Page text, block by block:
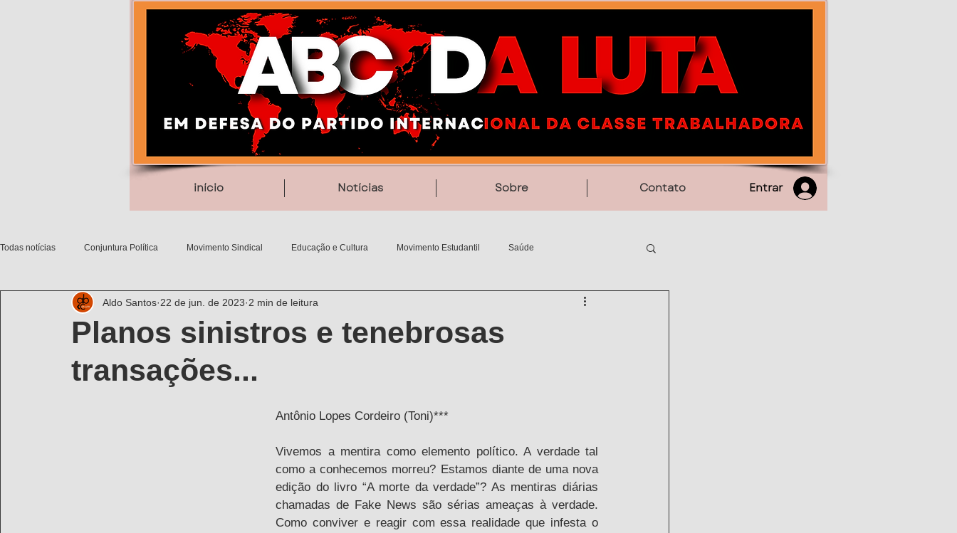
início Notícias Sobre Contato Entrar
Todas notícias Conjuntura Política Movimento Sindical Educação e Cultura Movimento Estudantil Saúde
Debates filosóficos Gênero/Etnia Movimentos Sociais Vídeos
Planos sinistros e tenebrosas
transações...
Aldo Santos 22 de jun. de 2023 2 min de leitura
Antônio Lopes Cordeiro (Toni)***
Vivemos a mentira como elemento político. A verdade tal
como a conhecemos morreu? Estamos diante de uma nova
edição do livro “A morte da verdade”? As mentiras diárias
chamadas de Fake News são sérias ameaças à verdade.
Como conviver e reagir com essa realidade que infesta o